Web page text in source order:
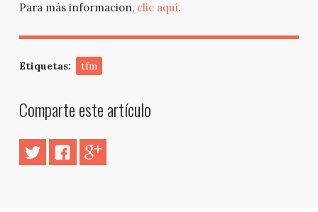
Para más informacion, clic aquí.
Etiquetas: tfm
Comparte este artículo